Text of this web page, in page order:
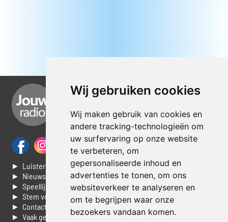
Wij gebruiken cookies
Wij maken gebruik van cookies en
andere tracking-technologieën om
uw surfervaring op onze website
te verbeteren, om
gepersonaliseerde inhoud en
advertenties te tonen, om ons
websiteverkeer te analyseren en
om te begrijpen waar onze
bezoekers vandaan komen.
► Luisteren naar Jouwradio
► Nieuws
► Speellijst
► Stem voor de Dag top 3
► Contacteer ons
► Vaak gestelde vragen